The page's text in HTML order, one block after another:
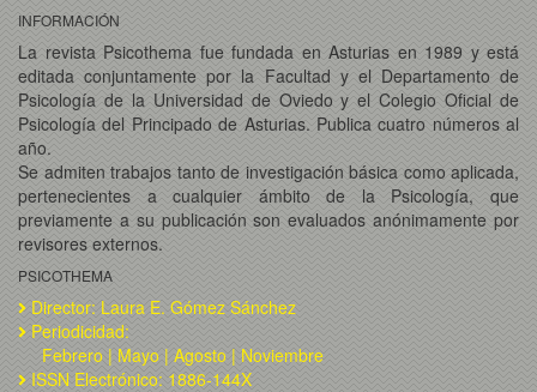
INFORMACIÓN
La revista Psicothema fue fundada en Asturias en 1989 y está
editada conjuntamente por la Facultad y el Departamento de
Psicología de la Universidad de Oviedo y el Colegio Oficial de
Psicología del Principado de Asturias. Publica cuatro números al
año.
Se admiten trabajos tanto de investigación básica como aplicada,
pertenecientes a cualquier ámbito de la Psicología, que
previamente a su publicación son evaluados anónimamente por
revisores externos.
PSICOTHEMA
Director: Laura E. Gómez Sánchez
Periodicidad:
Febrero | Mayo | Agosto | Noviembre
ISSN Electrónico: 1886-144X